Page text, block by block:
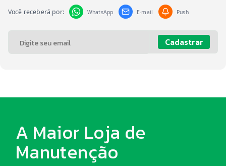
Você receberá por: WhatsApp E-mail Push
Cadastrar
A Maior Loja de
Manutenção